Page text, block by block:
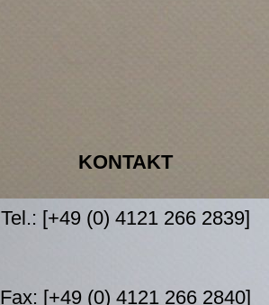
KONTAKT
Tel.: [+49 (0) 4121 266 2839]
Fax: [+49 (0) 4121 266 2840]